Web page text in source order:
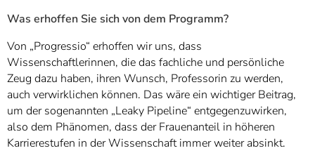
Was erhoffen Sie sich von dem Programm?
Von „Progressio“ erhoffen wir uns, dass
Wissenschaftlerinnen, die das fachliche und persönliche
Zeug dazu haben, ihren Wunsch, Professorin zu werden,
auch verwirklichen können. Das wäre ein wichtiger Beitrag,
um der sogenannten „Leaky Pipeline“ entgegenzuwirken,
also dem Phänomen, dass der Frauenanteil in höheren
Karrierestufen in der Wissenschaft immer weiter absinkt.